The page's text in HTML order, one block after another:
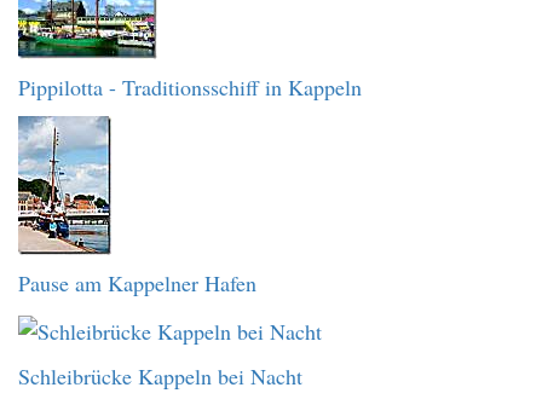
Pippilotta - Traditionsschiff in Kappeln
Pause am Kappelner Hafen
Schleibrücke Kappeln bei Nacht